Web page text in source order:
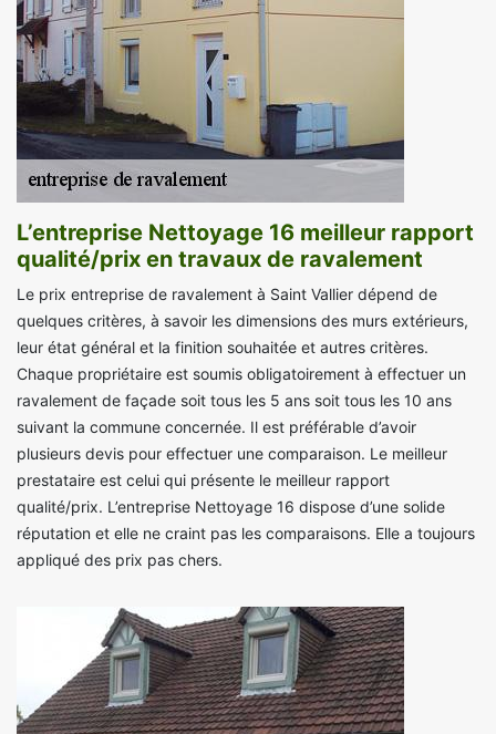
L’entreprise Nettoyage 16 meilleur rapport
qualité/prix en travaux de ravalement
Le prix entreprise de ravalement à Saint Vallier dépend de
quelques critères, à savoir les dimensions des murs extérieurs,
leur état général et la finition souhaitée et autres critères.
Chaque propriétaire est soumis obligatoirement à effectuer un
ravalement de façade soit tous les 5 ans soit tous les 10 ans
suivant la commune concernée. Il est préférable d’avoir
plusieurs devis pour effectuer une comparaison. Le meilleur
prestataire est celui qui présente le meilleur rapport
qualité/prix. L’entreprise Nettoyage 16 dispose d’une solide
réputation et elle ne craint pas les comparaisons. Elle a toujours
appliqué des prix pas chers.